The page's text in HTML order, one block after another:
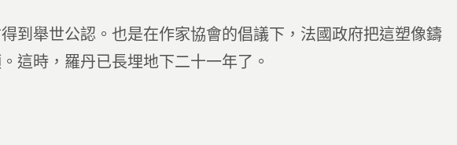
到舉世公認。也是在作家協會的倡議下，法國政府把這塑像鑄
這時，羅丹已長埋地下二十一年了。